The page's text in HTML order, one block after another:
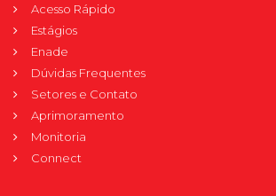
Acesso Rápido
Estágios
Enade
Dúvidas Frequentes
Setores e Contato
Aprimoramento
Monitoria
Connect